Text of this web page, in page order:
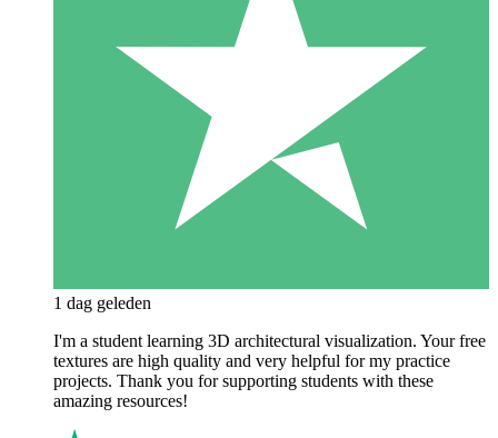
1 dag geleden
I'm a student learning 3D architectural visualization. Your free
textures are high quality and very helpful for my practice
projects. Thank you for supporting students with these
amazing resources!